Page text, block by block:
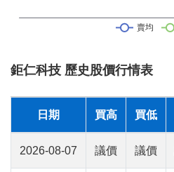
鉅仁科技 歷史股價行情表
日期 買高 買低
2026-08-07 議價 議價